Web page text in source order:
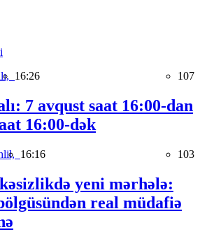
16:26 107
7 avqust saat 16:00-dan
16:00-dək
16:16 103
yeni mərhələ:
real müdafiə